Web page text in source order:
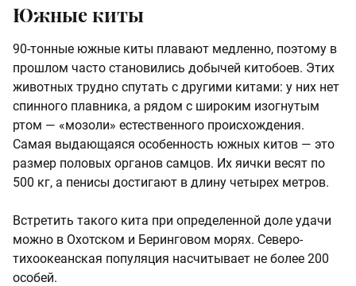
Южные киты
90-тонные южные киты плавают медленно, поэтому в
прошлом часто становились добычей китобоев. Этих
животных трудно спутать с другими китами: у них нет
спинного плавника, а рядом с широким изогнутым
ртом — «мозоли» естественного происхождения.
Самая выдающаяся особенность южных китов — это
размер половых органов самцов. Их яички весят по
500 кг, а пенисы достигают в длину четырех метров.
Встретить такого кита при определенной доле удачи
можно в Охотском и Беринговом морях. Северо-
тихоокеанская популяция насчитывает не более 200
особей.